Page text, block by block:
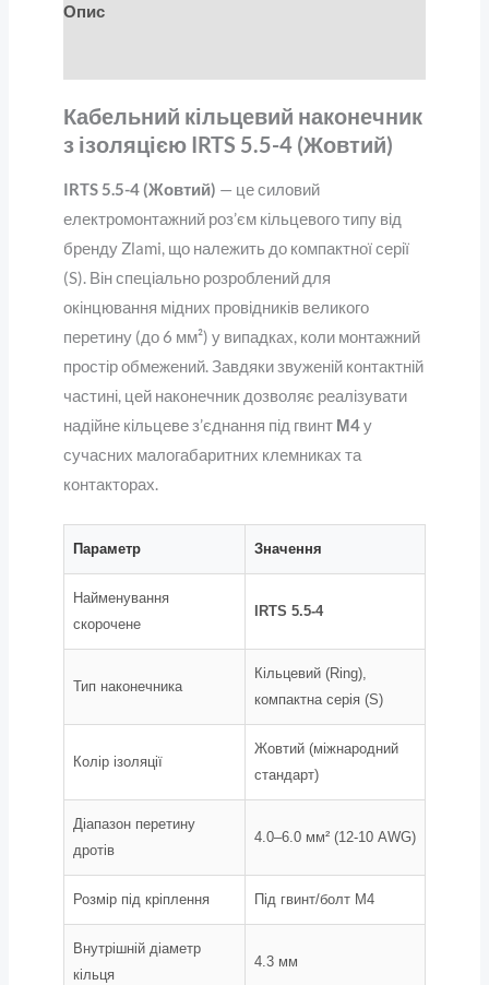
Опис
Кабельний кільцевий наконечник
з ізоляцією IRTS 5.5-4 (Жовтий)
IRTS 5.5-4 (Жовтий) — це силовий
електромонтажний роз’єм кільцевого типу від
бренду Zlami, що належить до компактної серії
(S). Він спеціально розроблений для
окінцювання мідних провідників великого
перетину (до 6 мм²) у випадках, коли монтажний
простір обмежений. Завдяки звуженій контактній
частині, цей наконечник дозволяє реалізувати
надійне кільцеве з’єднання під гвинт М4у
сучасних малогабаритних клемниках та
контакторах.
Параметр Значення
Найменування
скорочене
IRTS 5.5-4
Тип наконечника
Кільцевий (Ring),
компактна серія (S)
Колір ізоляції
Жовтий (міжнародний
стандарт)
Діапазон перетину
дротів
4.0–6.0 мм² (12-10 AWG)
Розмір під кріплення Під гвинт/болт М4
Внутрішній діаметр
кільця
4.3 мм